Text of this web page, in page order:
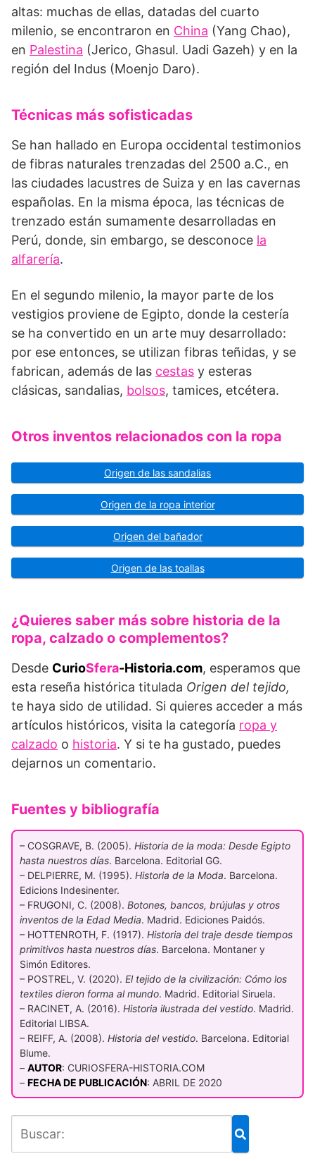
altas: muchas de ellas, datadas del cuarto
milenio, se encontraron en China (Yang Chao),
en Palestina (Jerico, Ghasul. Uadi Gazeh) y en la
región del Indus (Moenjo Daro).
Técnicas más sofisticadas
Se han hallado en Europa occidental testimonios
de fibras naturales trenzadas del 2500 a.C., en
las ciudades lacustres de Suiza y en las cavernas
españolas. En la misma época, las técnicas de
trenzado están sumamente desarrolladas en
Perú, donde, sin embargo, se desconoce la
alfarería.
En el segundo milenio, la mayor parte de los
vestigios proviene de Egipto, donde la cestería
se ha convertido en un arte muy desarrollado:
por ese entonces, se utilizan fibras teñidas, y se
fabrican, además de las cestas y esteras
clásicas, sandalias, bolsos, tamices, etcétera.
Otros inventos relacionados con la ropa
Origen de las sandalias
Origen de la ropa interior
Origen del bañador
Origen de las toallas
¿Quieres saber más sobre historia de la
ropa, calzado o complementos?
Desde CurioSfera-Historia.com, esperamos que
esta reseña histórica titulada Origen del tejido,
te haya sido de utilidad. Si quieres acceder a más
artículos históricos, visita la categoría ropa y
calzado o historia. Y si te ha gustado, puedes
dejarnos un comentario.
Fuentes y bibliografía
– COSGRAVE, B. (2005). Historia de la moda: Desde Egipto
hasta nuestros días. Barcelona. Editorial GG.
– DELPIERRE, M. (1995). Historia de la Moda. Barcelona.
Edicions Indesinenter.
– FRUGONI, C. (2008). Botones, bancos, brújulas y otros
inventos de la Edad Media. Madrid. Ediciones Paidós.
– HOTTENROTH, F. (1917). Historia del traje desde tiempos
primitivos hasta nuestros días. Barcelona. Montaner y
Simón Editores.
– POSTREL, V. (2020). El tejido de la civilización: Cómo los
textiles dieron forma al mundo. Madrid. Editorial Siruela.
– RACINET, A. (2016). Historia ilustrada del vestido. Madrid.
Editorial LIBSA.
– REIFF, A. (2008). Historia del vestido. Barcelona. Editorial
Blume.
– AUTOR: CURIOSFERA-HISTORIA.COM
– FECHA DE PUBLICACIÓN: ABRIL DE 2020